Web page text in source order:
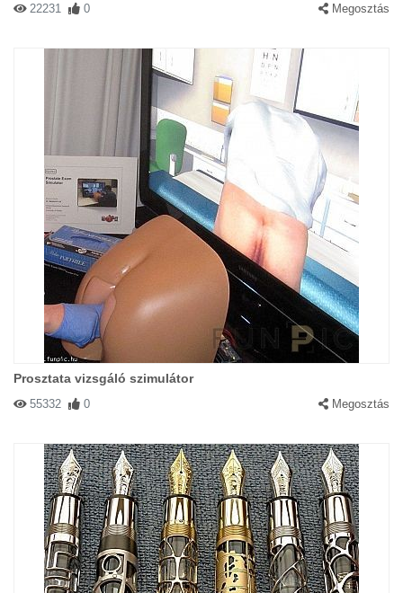
22231 0 Megosztás
Prosztata vizsgáló szimulátor
55332 0 Megosztás